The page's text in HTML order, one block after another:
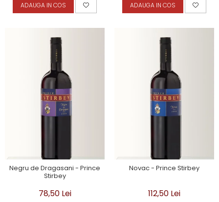
ADAUGA IN COS ADAUGA IN COS
Negru de Dragasani - Prince
Stirbey
78,50 Lei
Novac - Prince Stirbey
112,50 Lei